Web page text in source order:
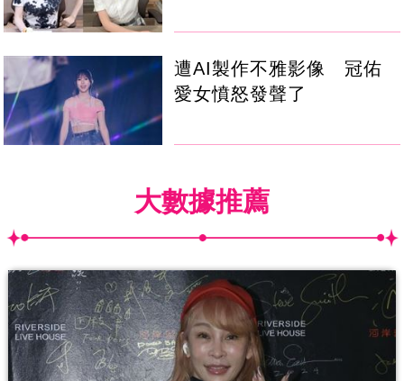
遭AI製作不雅影像 冠佑
愛女憤怒發聲了
大數據推薦